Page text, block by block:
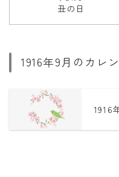
丑の日
1916年9月のカレ
1916